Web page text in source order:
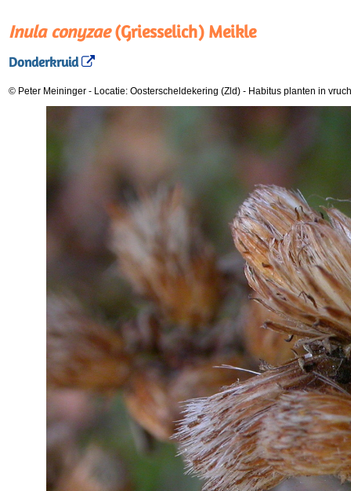
Inula conyzae(Griesselich) Meikle
Donderkruid
© Peter Meininger - Locatie: Oosterscheldekering (Zld) - Habitus planten in